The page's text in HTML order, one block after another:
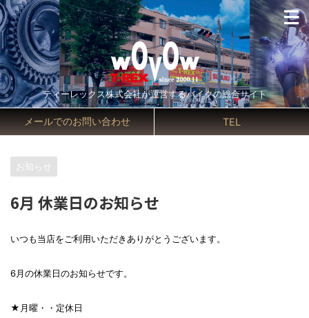
ティーレックス株式会社が運営するバイクの総合サイト
メールでのお問い合わせ TEL
お知らせ
6月 休業日のお知らせ
いつも当店をご利用いただきありがとうございます。
6月の休業日のお知らせです。
★月曜・・定休日